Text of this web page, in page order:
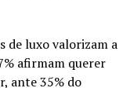
de luxo valorizam a
afirmam querer
ante 35% do